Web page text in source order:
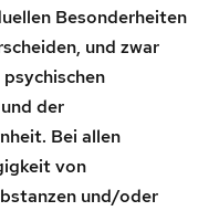
Besonderheiten
und zwar
der
Bei allen
von
und/oder